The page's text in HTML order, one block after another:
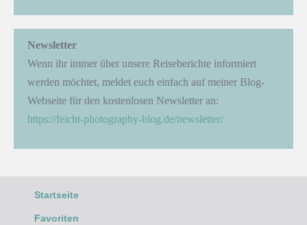
Newsletter
Wenn ihr immer über unsere Reiseberichte informiert
werden möchtet, meldet euch einfach auf meiner Blog-
Webseite für den kostenlosen Newsletter an:
https://feicht-photography-blog.de/newsletter/
Startseite
Favoriten